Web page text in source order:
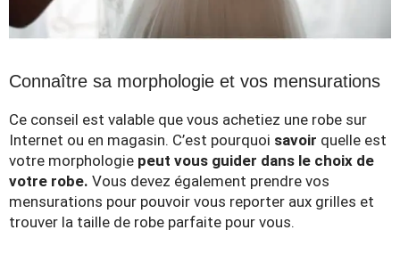
Connaître sa morphologie et vos mensurations
Ce conseil est valable que vous achetiez une robe sur
Internet ou en magasin. C’est pourquoi savoir quelle est
votre morphologie peut vous guider dans le choix de
votre robe. Vous devez également prendre vos
mensurations pour pouvoir vous reporter aux grilles et
trouver la taille de robe parfaite pour vous.